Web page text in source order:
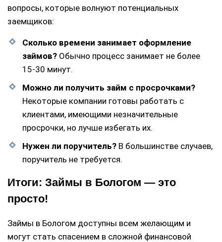
вопросы, которые волнуют потенциальных
заемщиков:
Сколько времени занимает оформление
займов? Обычно процесс занимает не более
15-30 минут.
Можно ли получить займ с просрочками?
Некоторые компании готовы работать с
клиентами, имеющими незначительные
просрочки, но лучше избегать их.
Нужен ли поручитель? В большинстве случаев,
поручитель не требуется.
Итоги: Займы в Бологом — это
просто!
Займы в Бологом доступны всем желающим и
могут стать спасением в сложной финансовой